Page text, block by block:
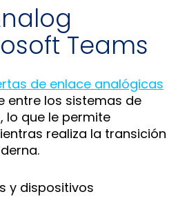
Teams
de enlace analógicas
entre los sistemas de
lo que le permite
realiza la transición
y dispositivos